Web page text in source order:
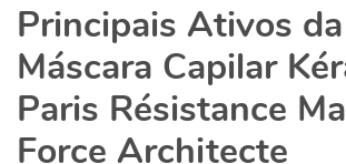
Principais Ativos da
Máscara Capilar
Paris Résistance
Force Architecte